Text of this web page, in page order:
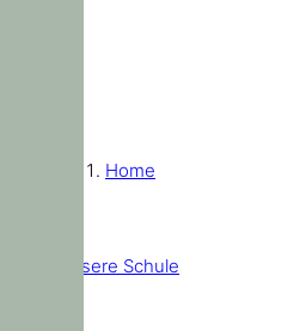
Home
Unsere Schule